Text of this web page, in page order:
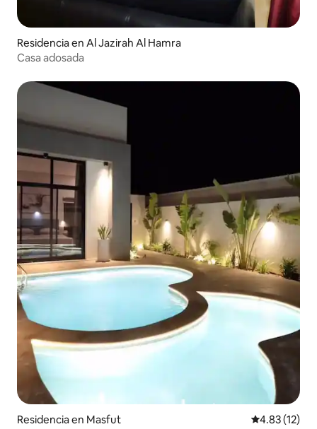
Residencia en Al Jazirah Al Hamra
Casa adosada
Residencia en Masfut Calificación
4.83 (12)